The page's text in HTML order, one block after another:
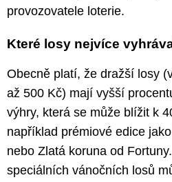
provozovatele loterie.
Které losy nejvíce
Obecně platí, že dražší losy
až 500 Kč) mají vyšší
výhry, která se může blížit k
například prémiové edice
nebo Zlatá koruna od
speciálních vánočních losů